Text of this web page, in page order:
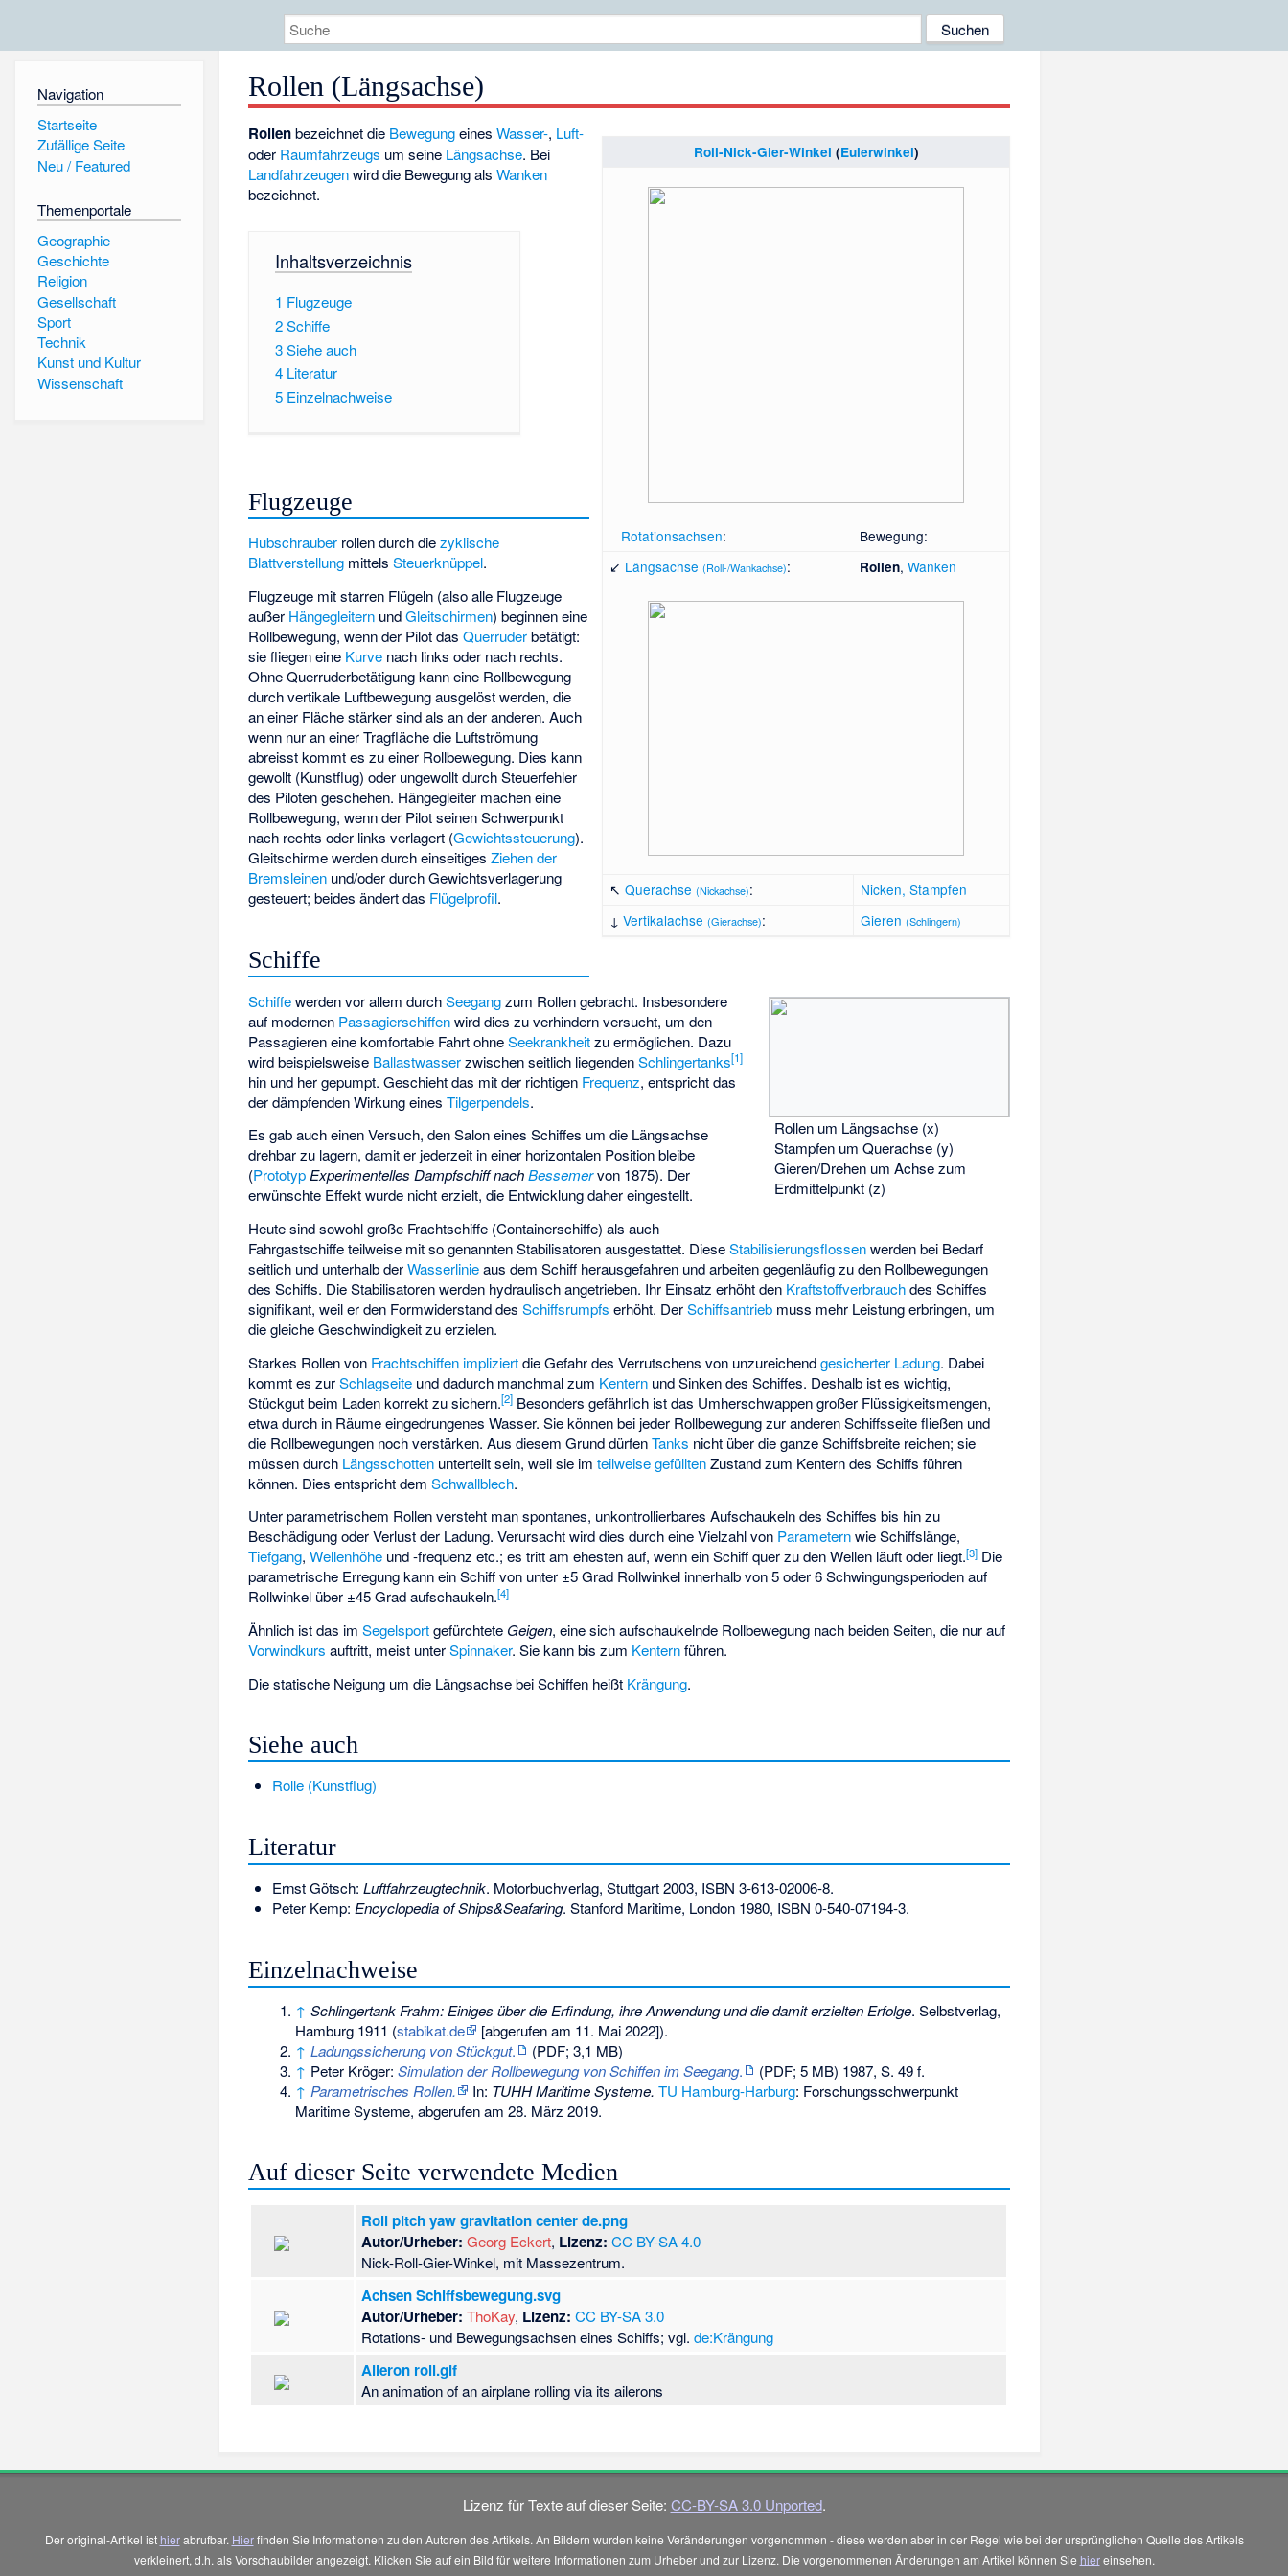
Navigation
Startseite
Zufällige Seite
Neu / Featured
Themenportale
Geographie
Geschichte
Religion
Gesellschaft
Sport
Technik
Kunst und Kultur
Wissenschaft
Rollen (Längsachse)
Roll-Nick-Gier-Winkel (Eulerwinkel)
Rotationsachsen:
Bewegung:
↙ Längsachse(Roll-/Wankachse): Rollen,Wanken
↖Querachse(Nickachse):
Nicken, Stampfen
↓Vertikalachse(Gierachse): Gieren(Schlingern)
Rollenbezeichnet die BewegungeinesWasser-, Luft-
oder Raumfahrzeugs um seine Längsachse. Bei
Landfahrzeugenwird die Bewegung alsWanken
bezeichnet.
Inhaltsverzeichnis
1 Flugzeuge
2Schiffe
3Siehe auch
4 Literatur
5 Einzelnachweise
Flugzeuge
Hubschrauber rollen durch diezyklische
Blattverstellung mittelsSteuerknüppel.
Flugzeuge mit starren Flügeln (also alle Flugzeuge
außer Hängegleitern undGleitschirmen) beginnen eine
Rollbewegung, wenn der Pilot dasQuerruderbetätigt:
sie fliegen eine Kurve nach links oder nach rechts.
Ohne Querruderbetätigung kann eine Rollbewegung
durch vertikale Luftbewegung ausgelöst werden, die
an einer Fläche stärker sind als an der anderen. Auch
wenn nur an einer Tragfläche die Luftströmung
abreisst kommt es zu einer Rollbewegung. Dies kann
gewollt (Kunstflug) oder ungewollt durch Steuerfehler
des Piloten geschehen. Hängegleiter machen eine
Rollbewegung, wenn der Pilot seinen Schwerpunkt
nach rechts oder links verlagert (Gewichtssteuerung).
Gleitschirme werden durch einseitigesZiehen der
Bremsleinen und/oder durch Gewichtsverlagerung
gesteuert; beides ändert das Flügelprofil.
Schiffe
Rollen um Längsachse (x)
Stampfen um Querachse (y)
Gieren/Drehen um Achse zum
Erdmittelpunkt (z)
Schiffewerden vor allem durchSeegangzum Rollen gebracht. Insbesondere
auf modernen Passagierschiffenwird dies zu verhindern versucht, um den
Passagieren eine komfortable Fahrt ohneSeekrankheitzu ermöglichen. Dazu
wird beispielsweise Ballastwasserzwischen seitlich liegendenSchlingertanks[1]
hin und her gepumpt. Geschieht das mit der richtigen Frequenz, entspricht das
der dämpfenden Wirkung einesTilgerpendels.
Es gab auch einen Versuch, den Salon eines Schiffes um die Längsachse
drehbar zu lagern, damit er jederzeit in einer horizontalen Position bleibe
(Prototyp Experimentelles Dampfschiff nachBessemervon 1875). Der
erwünschte Effekt wurde nicht erzielt, die Entwicklung daher eingestellt.
Heute sind sowohl große Frachtschiffe (Containerschiffe) als auch
Fahrgastschiffe teilweise mit so genannten Stabilisatoren ausgestattet. DieseStabilisierungsflossenwerden bei Bedarf
seitlich und unterhalb derWasserlinieaus dem Schiff herausgefahren und arbeiten gegenläufig zu den Rollbewegungen
des Schiffs. Die Stabilisatoren werden hydraulisch angetrieben. Ihr Einsatz erhöht den Kraftstoffverbrauchdes Schiffes
signifikant, weil er den FormwiderstanddesSchiffsrumpfs erhöht. DerSchiffsantrieb muss mehr Leistung erbringen, um
die gleiche Geschwindigkeit zu erzielen.
Starkes Rollen von Frachtschiffen impliziertdie Gefahr des Verrutschens von unzureichendgesicherter Ladung. Dabei
kommt es zurSchlagseite und dadurch manchmal zum Kentern undSinkendes Schiffes. Deshalb ist es wichtig,
Stückgut beim Laden korrekt zu sichern.[2] Besonders gefährlich ist das Umherschwappen großer Flüssigkeitsmengen,
etwa durch in Räume eingedrungenes Wasser. Sie können bei jeder Rollbewegung zur anderen Schiffsseite fließen und
die Rollbewegungen noch verstärken. Aus diesem Grund dürfenTanks nicht über die ganze Schiffsbreite reichen; sie
müssen durch Längsschotten unterteilt sein, weil sie imteilweise gefülltenZustand zum Kentern des Schiffs führen
können. Dies entspricht demSchwallblech.
Unter parametrischem Rollen versteht man spontanes, unkontrollierbares Aufschaukeln des Schiffes bis hin zu
Beschädigung oder Verlust der Ladung. Verursacht wird dies durch eine Vielzahl von Parameternwie Schiffslänge,
Tiefgang,Wellenhöhe und -frequenz etc.; es tritt am ehesten auf, wenn ein Schiff quer zu den Wellen läuft oder liegt.[3] Die
parametrische Erregung kann ein Schiff von unter ±5 Grad Rollwinkel innerhalb von 5 oder 6 Schwingungsperioden auf
Rollwinkel über ±45 Grad aufschaukeln.[4]
Ähnlich ist das imSegelsportgefürchtete Geigen, eine sich aufschaukelnde Rollbewegung nach beiden Seiten, die nur auf
Vorwindkurs auftritt, meist unterSpinnaker. Sie kann bis zum Kenternführen.
Die statische Neigung um die Längsachse bei Schiffen heißt Krängung.
Siehe auch
Rolle (Kunstflug)
Literatur
Ernst Götsch: Luftfahrzeugtechnik. Motorbuchverlag, Stuttgart 2003, ISBN 3-613-02006-8.
Peter Kemp: Encyclopedia of Ships&Seafaring. Stanford Maritime, London 1980, ISBN 0-540-07194-3.
Einzelnachweise
↑ Schlingertank Frahm: Einiges über die Erfindung, ihre Anwendung und die damit erzielten Erfolge. Selbstverlag,
Hamburg 1911 (stabikat.de
[abgerufen am 11. Mai 2022]).
↑ Ladungssicherung von Stückgut.
(PDF; 3,1 MB)
↑ Peter Kröger: Simulation der Rollbewegung von Schiffen im Seegang.
(PDF; 5 MB) 1987, S. 49 f.
↑ Parametrisches Rollen. In: TUHH Maritime Systeme. TU Hamburg-Harburg: Forschungsschwerpunkt
Maritime Systeme, abgerufen am 28. März 2019.
Auf dieser Seite verwendete Medien
Roll pitch yaw gravitation center de.png
Autor/Urheber: Georg Eckert, Lizenz: CC BY-SA 4.0
Nick-Roll-Gier-Winkel, mit Massezentrum.
Achsen Schiffsbewegung.svg
Autor/Urheber: ThoKay, Lizenz: CC BY-SA 3.0
Rotations- und Bewegungsachsen eines Schiffs; vgl.de:Krängung
Aileron roll.gif
An animation of an airplane rolling via its ailerons
Lizenz für Texte auf dieser Seite: CC-BY-SA 3.0 Unported.
Der original-Artikel ist hierabrufbar. Hierfinden Sie Informationen zu den Autoren des Artikels. An Bildern wurden keine Veränderungen vorgenommen - diese werden aber in der Regel wie bei der ursprünglichen Quelle des Artikels
verkleinert, d.h. als Vorschaubilder angezeigt. Klicken Sie auf ein Bild für weitere Informationen zum Urheber und zur Lizenz. Die vorgenommenen Änderungen am Artikel können Sie hiereinsehen.